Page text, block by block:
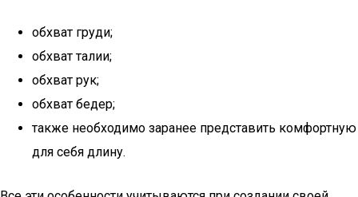
обхват груди;
обхват талии;
обхват рук;
обхват бедер;
также необходимо заранее представить комфортную
для себя длину.